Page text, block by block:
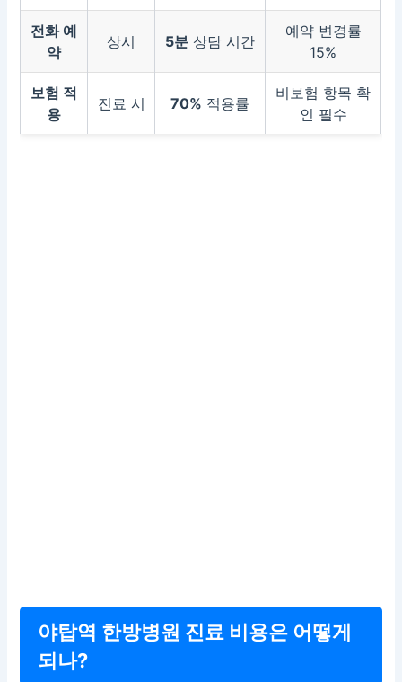
전화 예
약
상시 5분 상담 시간
예약 변경률
15%
보험 적
용
진료 시 70% 적용률
비보험 항목 확
인 필수
야탑역 한방병원 진료 비용은 어떻게
되나?